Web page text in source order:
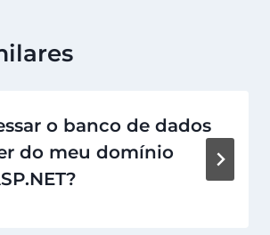
o banco de dados
do meu domínio